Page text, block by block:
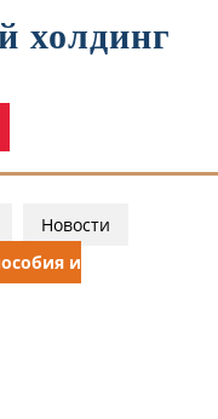
холдинг
Новости
и